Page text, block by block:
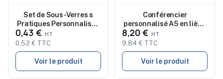
Set de Sous-Verres s
Pratiques Personnalisés
Derrol
0,43 €
0,52 € TTC
Voir le produit
Conférencier
personnalisé A5 en liège
Loretta
8,20 €
9,84 € TTC
Voir le produit